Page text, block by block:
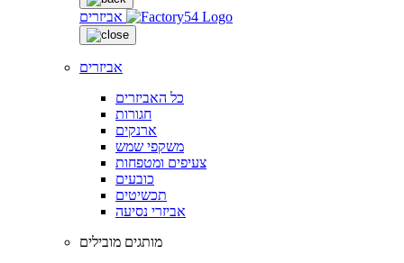
אביזרים
אביזרים
כל האביזרים
חגורות
ארנקים
משקפי שמש
צעיפים ומטפחות
כובעים
תכשיטים
אביזרי נסיעה
מותגים מובילים